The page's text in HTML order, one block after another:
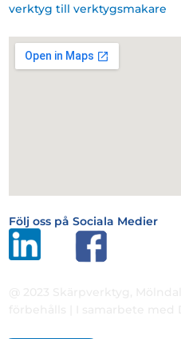
verktyg till verktygsmakare
Följ oss på Sociala Medier